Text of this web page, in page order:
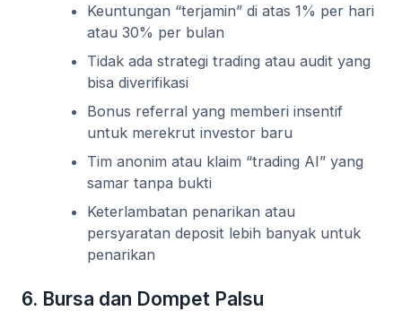
Keuntungan “terjamin” di atas 1% per hari
atau 30% per bulan
Tidak ada strategi trading atau audit yang
bisa diverifikasi
Bonus referral yang memberi insentif
untuk merekrut investor baru
Tim anonim atau klaim “trading AI” yang
samar tanpa bukti
Keterlambatan penarikan atau
persyaratan deposit lebih banyak untuk
penarikan
6. Bursa dan Dompet Palsu